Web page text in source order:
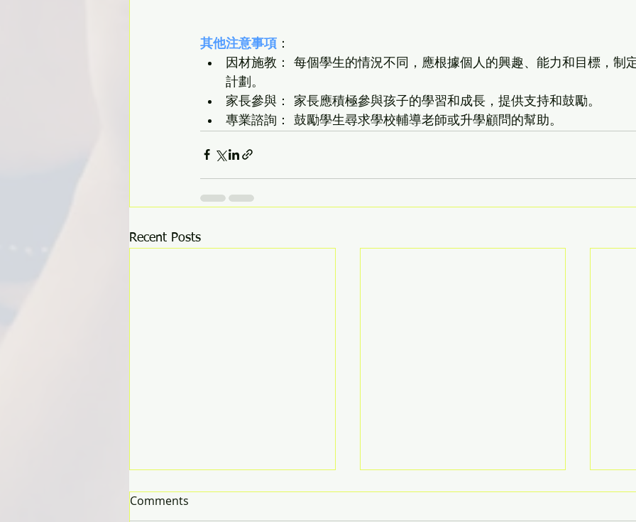
其他注意事項 ：
因材施教： 每個學生的情況不同，應根據個人的興趣、能力和目標，制
計劃。
家長參與： 家長應積極參與孩子的學習和成長，提供支持和鼓勵。
專業諮詢： 鼓勵學生尋求學校輔導老師或升學顧問的幫助。
Recent Posts
Comments